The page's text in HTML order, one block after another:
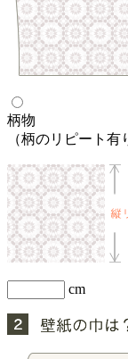
柄物
（柄のリピート有
cm